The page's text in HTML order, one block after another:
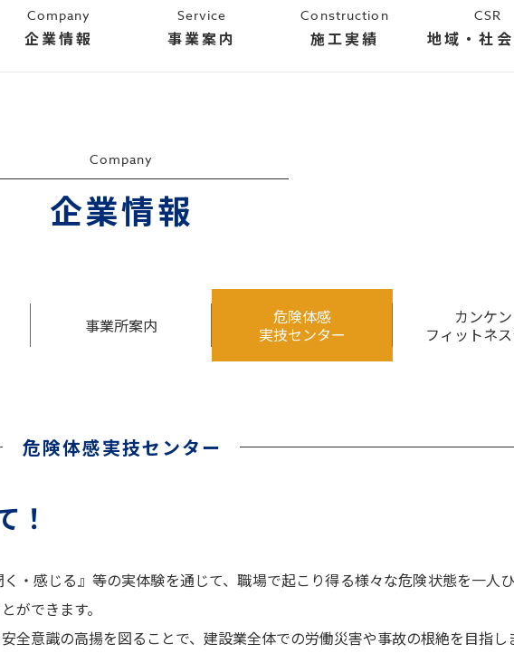
Company
企業情報
Service
事業案内
Construction
施工実績
CSR
地域・社
Company
企業情報
事業所案内
危険体感
実技センター
カンケン
フィットネ
危険体感実技センター
！
・感じる』等の実体験を通じて、職場で起こり得る様々な危険状態を一人
ができます。
意識の高揚を図ることで、建設業全体での労働災害や事故の根絶を目指し